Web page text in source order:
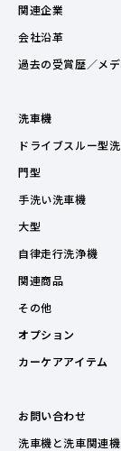
関連企業
会社沿革
過去の受賞歴／メ
洗車機
ドライブスルー型
門型
手洗い洗車機
大型
自律走行洗浄機
関連商品
その他
オプション
カーケアアイテム
お問い合わせ
洗車機と洗車関連